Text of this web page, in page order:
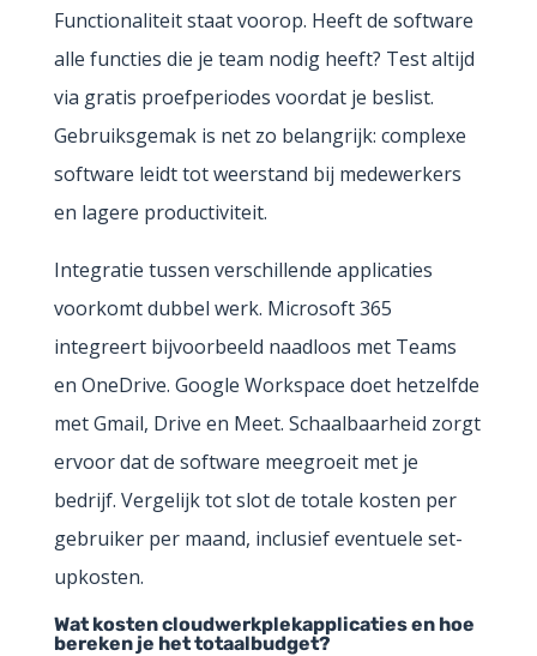
Functionaliteit staat voorop. Heeft de software
alle functies die je team nodig heeft? Test altijd
via gratis proefperiodes voordat je beslist.
Gebruiksgemak is net zo belangrijk: complexe
software leidt tot weerstand bij medewerkers
en lagere productiviteit.
Integratie tussen verschillende applicaties
voorkomt dubbel werk. Microsoft 365
integreert bijvoorbeeld naadloos met Teams
en OneDrive. Google Workspace doet hetzelfde
met Gmail, Drive en Meet. Schaalbaarheid zorgt
ervoor dat de software meegroeit met je
bedrijf. Vergelijk tot slot de totale kosten per
gebruiker per maand, inclusief eventuele set-
upkosten.
Wat kosten cloudwerkplekapplicaties en hoe
bereken je het totaalbudget?